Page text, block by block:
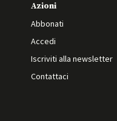
Azioni
Abbonati
Accedi
Iscriviti alla newsletter
Contattaci